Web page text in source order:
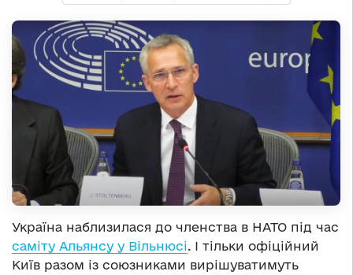
Україна наблизилася до членства в НАТО під час
саміту Альянсу у Вільнюсі. І тільки офіційний
Київ разом із союзниками вирішуватимуть